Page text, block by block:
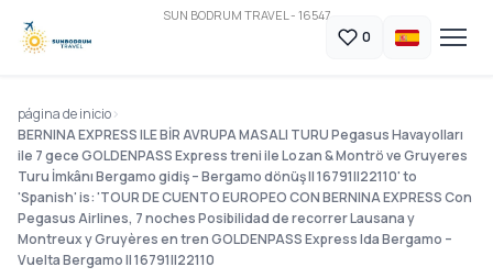
SUN BODRUM TRAVEL - 16547
0
página de inicio
BERNINA EXPRESS ILE BİR AVRUPA MASALI TURU Pegasus Havayolları
ile 7 gece GOLDENPASS Express treni ile Lozan & Montrö ve Gruyeres
Turu İmkânı Bergamo gidiş – Bergamo dönüş || 16791||22110' to
'Spanish' is: 'TOUR DE CUENTO EUROPEO CON BERNINA EXPRESS Con
Pegasus Airlines, 7 noches Posibilidad de recorrer Lausana y
Montreux y Gruyères en tren GOLDENPASS Express Ida Bergamo –
Vuelta Bergamo || 16791||22110